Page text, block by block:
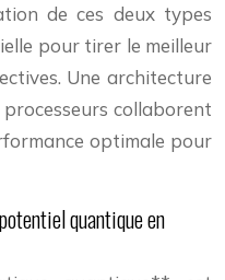
de ces deux types
pour tirer le meilleur
Une architecture
collaborent
optimale pour
quantique en